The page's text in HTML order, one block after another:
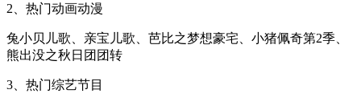
2、热门动画动漫
兔小贝儿歌、亲宝儿歌、芭比之梦想豪宅、小猪佩奇第2季、
熊出没之秋日团团转
3、热门综艺节目